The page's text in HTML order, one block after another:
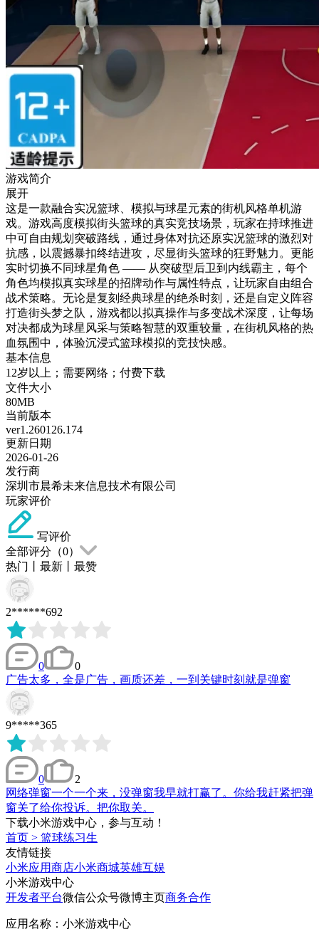
游戏简介
展开
这是一款融合实况篮球、模拟与球星元素的街机风格单机游
戏。游戏高度模拟街头篮球的真实竞技场景，玩家在持球推进
中可自由规划突破路线，通过身体对抗还原实况篮球的激烈对
抗感，以震撼暴扣终结进攻，尽显街头篮球的狂野魅力。更能
实时切换不同球星角色 —— 从突破型后卫到内线霸主，每个
角色均模拟真实球星的招牌动作与属性特点，让玩家自由组合
战术策略。无论是复刻经典球星的绝杀时刻，还是自定义阵容
打造街头梦之队，游戏都以拟真操作与多变战术深度，让每场
对决都成为球星风采与策略智慧的双重较量，在街机风格的热
血氛围中，体验沉浸式篮球模拟的竞技快感。
基本信息
12岁以上；需要网络；付费下载
文件大小
80MB
当前版本
ver1.260126.174
更新日期
2026-01-26
发行商
深圳市晨希未来信息技术有限公司
玩家评价
写评价
全部评分（0）
热门
最新 最赞
2******692
0
0
广告太多，全是广告，画质还差，一到关键时刻就是弹窗
9*****365
0
2
网络弹窗一个一个来，没弹窗我早就打赢了。你给我赶紧把弹
窗关了给你投诉。把你取关。
下载小米游戏中心，参与互动！
首页 > 篮球练习生
友情链接
小米应用商店小米商城英雄互娱
小米游戏中心
开发者平台微信公众号微博主页商务合作
应用名称：小米游戏中心